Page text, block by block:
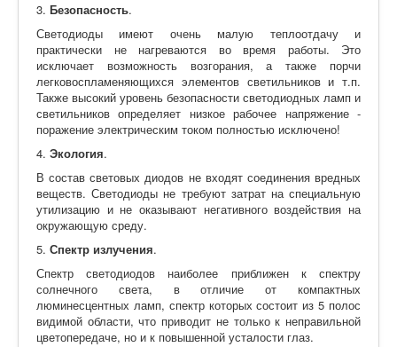
3. Безопасность.
Светодиоды имеют очень малую теплоотдачу и
практически не нагреваются во время работы. Это
исключает возможность возгорания, а также порчи
легковоспламеняющихся элементов светильников и т.п.
Также высокий уровень безопасности светодиодных ламп и
светильников определяет низкое рабочее напряжение -
поражение электрическим током полностью исключено!
4. Экология.
В состав световых диодов не входят соединения вредных
веществ. Светодиоды не требуют затрат на специальную
утилизацию и не оказывают негативного воздействия на
окружающую среду.
5. Спектр излучения.
Спектр светодиодов наиболее приближен к спектру
солнечного света, в отличие от компактных
люминесцентных ламп, спектр которых состоит из 5 полос
видимой области, что приводит не только к неправильной
цветопередаче, но и к повышенной усталости глаз.